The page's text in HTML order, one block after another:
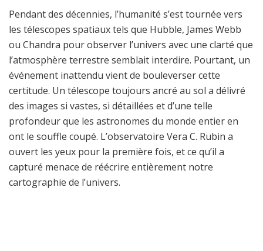
Pendant des décennies, l’humanité s’est tournée vers
les télescopes spatiaux tels que Hubble, James Webb
ou Chandra pour observer l’univers avec une clarté que
l’atmosphère terrestre semblait interdire. Pourtant, un
événement inattendu vient de bouleverser cette
certitude. Un télescope toujours ancré au sol a délivré
des images si vastes, si détaillées et d’une telle
profondeur que les astronomes du monde entier en
ont le souffle coupé. L’observatoire Vera C. Rubin a
ouvert les yeux pour la première fois, et ce qu’il a
capturé menace de réécrire entièrement notre
cartographie de l’univers.